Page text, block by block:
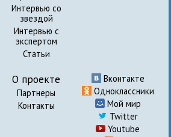
Интервью со
звездой
Интервью с
экспертом
Статьи
О проекте
Партнеры
Контакты
Вконтакте
Одноклассники
Мой мир
Twitter
Youtube